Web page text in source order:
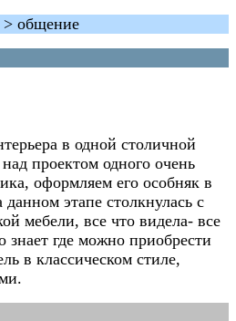
> общение
в одной столичной
проектом одного очень
оформляем его особняк в
этапе столкнулась с
мебели, все что видела- все
знает где можно приобрести
в классическом стиле,